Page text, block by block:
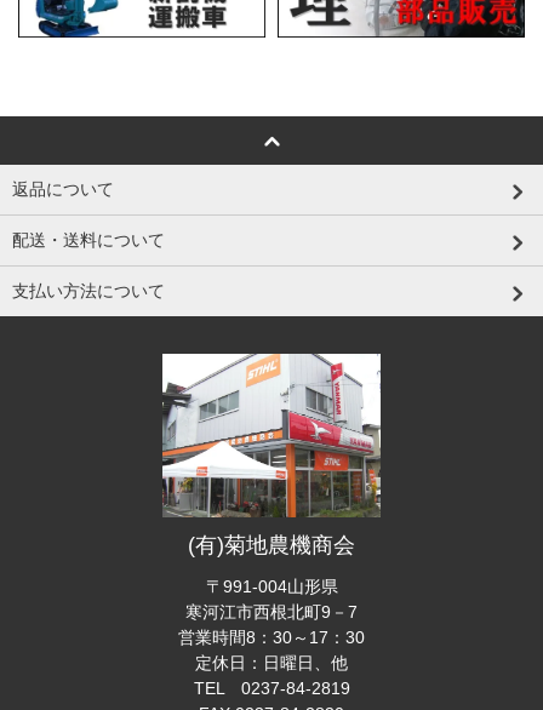
返品について
配送・送料について
支払い方法について
(有)菊地農機商会
〒991-004山形県
寒河江市西根北町9－7
営業時間8：30～17：30
定休日：日曜日、他
TEL 0237-84-2819